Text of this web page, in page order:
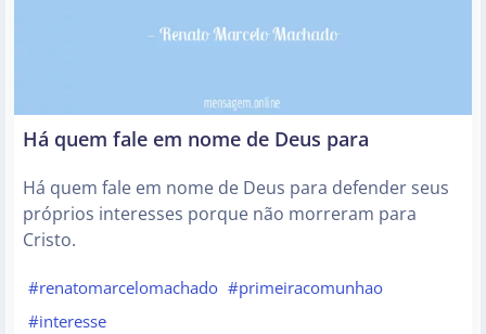
Há quem fale em nome de Deus para
Há quem fale em nome de Deus para defender seus
próprios interesses porque não morreram para
Cristo.
#renatomarcelomachado #primeiracomunhao
#interesse